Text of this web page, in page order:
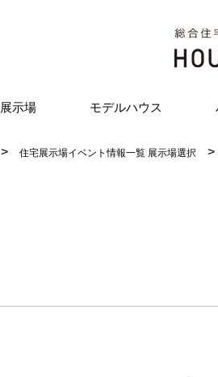
展示場 モデルハウス
住宅展示場イベント情報一覧 展示場選択